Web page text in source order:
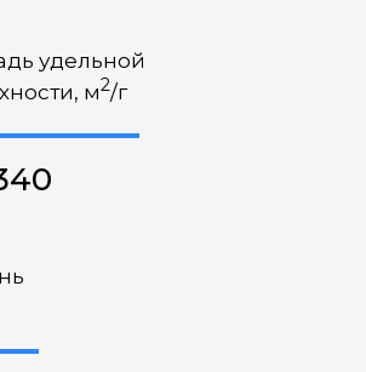
удельной
м2/г